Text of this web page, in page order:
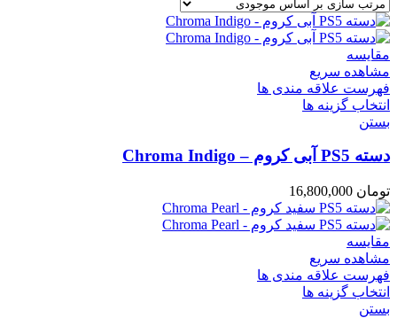
مقایسه
مشاهده سریع
فهرست علاقه مندی ها
انتخاب گزینه ها
بستن
دسته PS5 آبی کروم – Chroma Indigo
تومان
مقایسه
مشاهده سریع
فهرست علاقه مندی ها
انتخاب گزینه ها
بستن